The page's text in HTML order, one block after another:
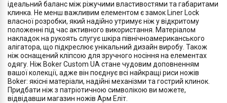
ідеальний баланс між ріжучими властивостями та габаритами
клинка. Не менш важливим елементом є замок Liner Lock
власної розробки, який надійно утримує ніж у відкритому
положенні під час активного використання. Матеріалом
накладок на рукоять слугує шкіра північноамериканського
алігатора, що підкреслює унікальний дизайн виробу. Також
ніж оснащений кліпсою для зручного носіння на елементах
одягу. Ніж Boker Custom UA стане чудовим доповненням
вашої колекції, адже він поєднує всі найкращі риси ножів
Boker: якісні матеріали, надійні механізми та гострий клинок.
Придбати ніж з патріотичною символікою ви можете,
відвідавши магазин ножів Арм Еліт.